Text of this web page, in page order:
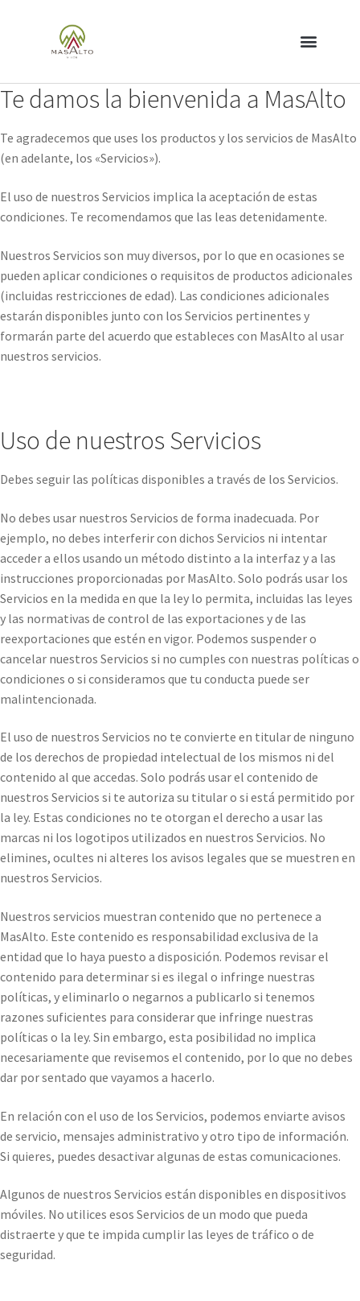
Te damos la bienvenida a MasAlto
Te agradecemos que uses los productos y los servicios de MasAlto
(en adelante, los «Servicios»).
El uso de nuestros Servicios implica la aceptación de estas
condiciones. Te recomendamos que las leas detenidamente.
Nuestros Servicios son muy diversos, por lo que en ocasiones se
pueden aplicar condiciones o requisitos de productos adicionales
(incluidas restricciones de edad). Las condiciones adicionales
estarán disponibles junto con los Servicios pertinentes y
formarán parte del acuerdo que estableces con MasAlto al usar
nuestros servicios.
Uso de nuestros Servicios
Debes seguir las políticas disponibles a través de los Servicios.
No debes usar nuestros Servicios de forma inadecuada. Por
ejemplo, no debes interferir con dichos Servicios ni intentar
acceder a ellos usando un método distinto a la interfaz y a las
instrucciones proporcionadas por MasAlto. Solo podrás usar los
Servicios en la medida en que la ley lo permita, incluidas las leyes
y las normativas de control de las exportaciones y de las
reexportaciones que estén en vigor. Podemos suspender o
cancelar nuestros Servicios si no cumples con nuestras políticas o
condiciones o si consideramos que tu conducta puede ser
malintencionada.
El uso de nuestros Servicios no te convierte en titular de ninguno
de los derechos de propiedad intelectual de los mismos ni del
contenido al que accedas. Solo podrás usar el contenido de
nuestros Servicios si te autoriza su titular o si está permitido por
la ley. Estas condiciones no te otorgan el derecho a usar las
marcas ni los logotipos utilizados en nuestros Servicios. No
elimines, ocultes ni alteres los avisos legales que se muestren en
nuestros Servicios.
Nuestros servicios muestran contenido que no pertenece a
MasAlto. Este contenido es responsabilidad exclusiva de la
entidad que lo haya puesto a disposición. Podemos revisar el
contenido para determinar si es ilegal o infringe nuestras
políticas, y eliminarlo o negarnos a publicarlo si tenemos
razones suficientes para considerar que infringe nuestras
políticas o la ley. Sin embargo, esta posibilidad no implica
necesariamente que revisemos el contenido, por lo que no debes
dar por sentado que vayamos a hacerlo.
En relación con el uso de los Servicios, podemos enviarte avisos
de servicio, mensajes administrativo y otro tipo de información.
Si quieres, puedes desactivar algunas de estas comunicaciones.
Algunos de nuestros Servicios están disponibles en dispositivos
móviles. No utilices esos Servicios de un modo que pueda
distraerte y que te impida cumplir las leyes de tráfico o de
seguridad.